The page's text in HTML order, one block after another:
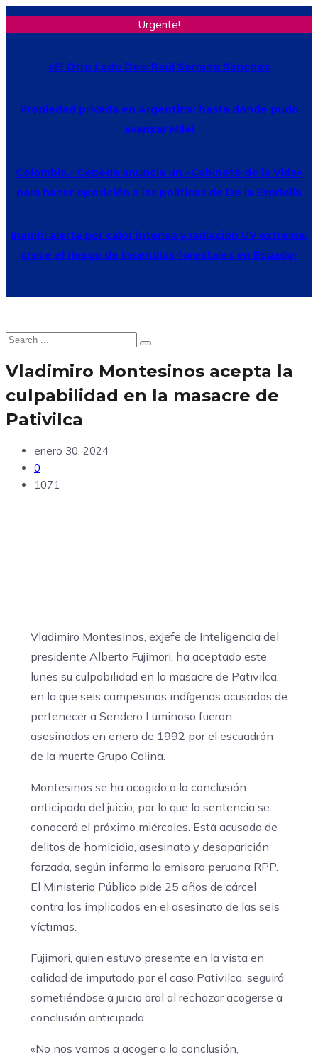
Urgente!
«El Otro Lado De»: Raúl Serrano Sánchez
Propiedad privada en Argentina: hasta dónde pudo
avanzar Milei
Colombia.- Cepeda anuncia un «Gabinete de la Vida»
para hacer oposición a las políticas de De la Espriella
Inamhi alerta por calor intenso y radiación UV extrema:
crece el riesgo de incendios forestales en Ecuador
Vladimiro Montesinos acepta la
culpabilidad en la masacre de
Pativilca
enero 30, 2024
0
1071
Vladimiro Montesinos, exjefe de Inteligencia del
presidente Alberto Fujimori, ha aceptado este
lunes su culpabilidad en la masacre de Pativilca,
en la que seis campesinos indígenas acusados de
pertenecer a Sendero Luminoso fueron
asesinados en enero de 1992 por el escuadrón
de la muerte Grupo Colina.
Montesinos se ha acogido a la conclusión
anticipada del juicio, por lo que la sentencia se
conocerá el próximo miércoles. Está acusado de
delitos de homicidio, asesinato y desaparición
forzada, según informa la emisora peruana RPP.
El Ministerio Público pide 25 años de cárcel
contra los implicados en el asesinato de las seis
víctimas.
Fujimori, quien estuvo presente en la vista en
calidad de imputado por el caso Pativilca, seguirá
sometiéndose a juicio oral al rechazar acogerse a
conclusión anticipada.
«No nos vamos a acoger a la conclusión,